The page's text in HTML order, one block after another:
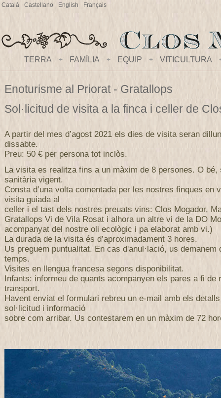
Català Castellano English Français
TERRA + FAMÍLIA + EQUIP + VITICULTURA
Enoturisme al Priorat - Gratallops
Sol·licitud de visita a la finca i celler de
A partir del mes d’agost 2021 els dies de visita seran
dissabte.
Preu: 50 € per persona tot inclòs.
La visita es realitza fins a un màxim de 8 persones. O bé,
sanitària vigent.
Consta d’una volta comentada per les nostres finques en
visita guiada al
celler i el tast dels nostres preuats vins: Clos Mogador,
Gratallops Vi de Vila Rosat i alhora un altre vi de la DO
acompanyat del nostre oli ecològic i pa elaborat amb vi.)
La durada de la visita és d’aproximadament 3 hores.
Us preguem puntualitat. En cas d'anul·lació, us demanem
temps.
Visites en llengua francesa segons disponibilitat.
Infants: informeu de quants acompanyen els pares a fi de
transport.
Havent enviat el formulari rebreu un e-mail amb els
sol·licitud i informació
sobre com arribar. Us contestarem en un màxim de 72